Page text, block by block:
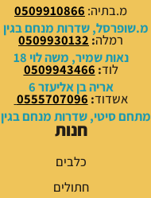
מ.בתיה: 0509910866
מ.שופרסל, שדרות מנחם בגין 2
רמלה:
0509930132
נאות שמיר, משה לוי 18
לוד:
0509943466
אריה בן אליעזר 6
אשדוד:
0555707096
מתחם סיטי, שדרות מנחם בגין 7
חנות
כלבים
חתולים